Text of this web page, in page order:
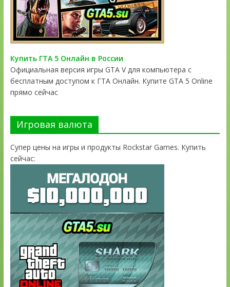
Купить ГТА 5 Онлайн в России
Официальная версия игры GTA V для компьютера с
бесплатным доступом к ГТА Онлайн. Купите GTA 5 Online
прямо сейчас
Игровая валюта
Супер цены на игры и продукты Rockstar Games. Купить
сейчас: